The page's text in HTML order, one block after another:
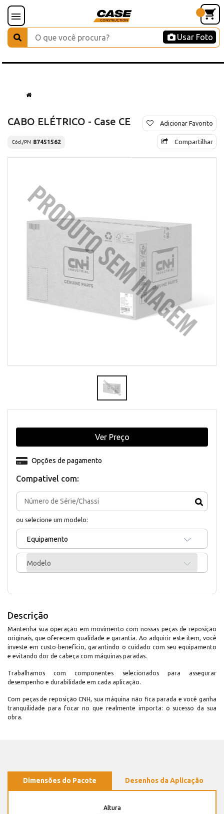
Usar Foto
CABO ELÉTRICO - Case CE
Cód./PN 87451562
Adicionar Favorito
Compartilhar
Compativel com:
ou selecione um modelo:
Equipamento
Modelo
Opções de pagamento
Ver Preço
Descrição
Mantenha sua operação em movimento com nossas peças de reposição
originais, que oferecem qualidade e garantia. Ao adquirir este item, você
investe em custo-benefício, garantindo o cuidado com seu equipamento
e evitando dor de cabeça com máquinas paradas.
Trabalhamos com componentes selecionados para assegurar
desempenho e durabilidade em cada aplicação.
Com peças de reposição CNH, sua máquina não fica parada e você ganha
tranquilidade para focar no que realmente importa: o sucesso da sua
obra.
Dimensões do Pacote Desenhos da Aplicação
Altura